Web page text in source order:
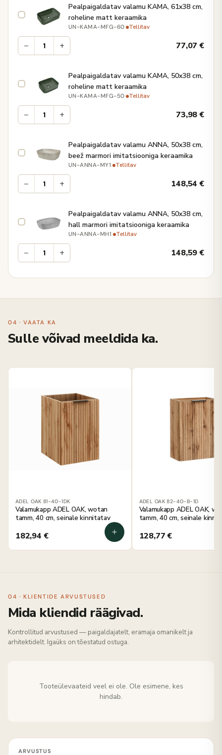
Pealpaigaldatav valamu KAMA, 61x38 cm,
roheline matt keraamika
UN-KAMA-MFG-60· Tellitav
− + 77,07€
Pealpaigaldatav valamu KAMA, 50x38 cm,
roheline matt keraamika
UN-KAMA-MFG-50· Tellitav
− + 73,98€
Pealpaigaldatav valamu ANNA, 50x38 cm,
beež marmori imitatsiooniga keraamika
UN-ANNA-MY1· Tellitav
− + 148,54€
Pealpaigaldatav valamu ANNA, 50x38 cm,
hall marmori imitatsiooniga keraamika
UN-ANNA-MH1· Tellitav
− + 148,59€
04 · VAATA KA
Sulle võivad meeldida ka.
ADEL OAK 81-40-1DK
Valamukapp ADEL OAK, wotan
tamm, 40 cm, seinale kinnitatav
182,94 €
ADEL OAK 82-40-B-1D
Valamukapp ADEL OAK,
tamm, 40 cm, seinale
128,77€
04 · KLIENTIDE ARVUSTUSED
Mida kliendid räägivad.
Kontrollitud arvustused — paigaldajatelt, eramaja omanikelt ja
arhitektidelt. Igaüks on tõestatud ostuga.
Tooteülevaateid veel ei ole. Ole esimene, kes
hindab.